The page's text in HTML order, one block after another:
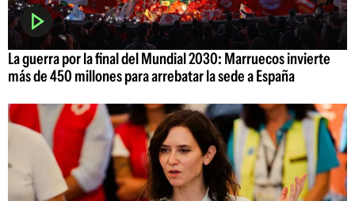
La guerra por la final del Mundial 2030: Marruecos invierte
más de 450 millones para arrebatar la sede a España